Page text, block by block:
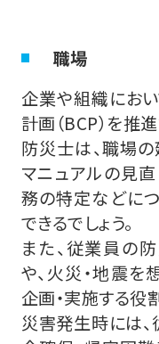
職場
企業や組織にお
計画（BCP）を推
防災士は、職場
マニュアルの見
務の特定などに
できるでしょう。
また、従業員の
や、火災・地震
企画・実施する役
災害発生時には